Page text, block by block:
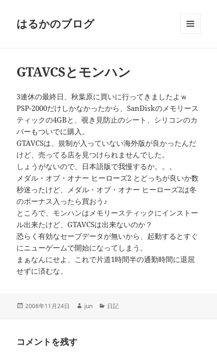
はるかのブログ
GTAVCSとモンハン
3連休の最終日、秋葉原に買いに行ってきましたよｗ
PSP-2000だけしかなかったから、SanDiskのメモリース
ティックの4GBと、覗き見防止のシート、シリコンのカ
バーもついでに購入。
GTAVCSは、規制が入っていない海外版が良かったんだ
けど、売ってる店を見つけられませんでした。
しょうがないので、日本語版で我慢するか。。。
メダル・オブ・オナー ヒーローズ2 とどっちが良いか数
秒迷ったけど、メダル・オブ・オナー ヒーローズ2は冬
のボーナス入ったら買おう♪
ところで、モンハンはメモリースティックにインストー
ル出来たけど、GTAVCSは出来ないのか？
恐らく有効なセーブデータが無いから、起動するとすぐ
にニューゲームで開始になってしまう。
まぁなんにせよ、これで片道1時間半の通勤時間に退屈
せずに済むな。
投
2008年11月24日
作
jun
カ
日記
コメントを残す